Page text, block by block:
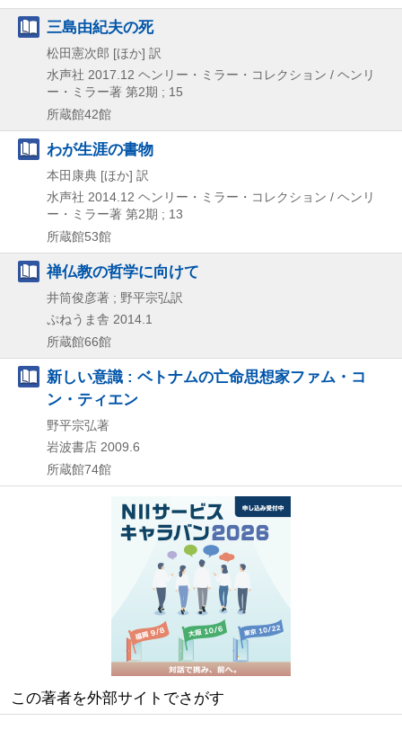
三島由紀夫の死
松田憲次郎 [ほか] 訳
水声社 2017.12 ヘンリー・ミラー・コレクション / ヘンリ
ー・ミラー著 第2期 ; 15
所蔵館42館
わが生涯の書物
本田康典 [ほか] 訳
水声社 2014.12 ヘンリー・ミラー・コレクション / ヘンリ
ー・ミラー著 第2期 ; 13
所蔵館53館
禅仏教の哲学に向けて
井筒俊彦著 ; 野平宗弘訳
ぷねうま舎 2014.1
所蔵館66館
新しい意識 : ベトナムの亡命思想家ファム・コ
ン・ティエン
野平宗弘著
岩波書店 2009.6
所蔵館74館
この著者を外部サイトでさがす